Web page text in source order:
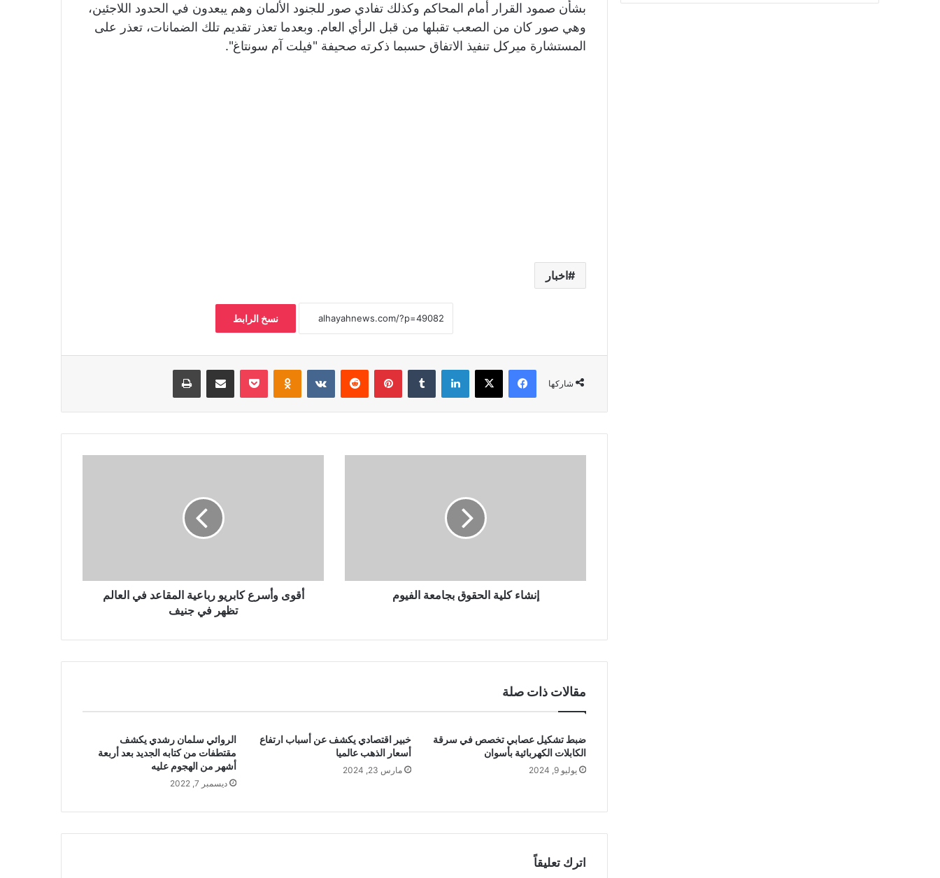
بشأن صمود القرار أمام المحاكم وكذلك تفادي صور للجنود الألمان وهم يبعدون في الحدود اللاجئين،
وهي صور كان من الصعب تقبلها من قبل الرأي العام. وبعدما تعذر تقديم تلك الضمانات، تعذر على
المستشارة ميركل تنفيذ الاتفاق حسبما ذكرته صحيفة "فيلت آم سونتاغ".
اخبار
نسخ الرابط
شاركها
فيسبوك لينكدإن بينتيريست بوكيت
إنشاء كلية الحقوق بجامعة الفيوم
أقوى وأسرع كابريو رباعية المقاعد في العالم
تظهر في جنيف
مقالات ذات صلة
ضبط تشكيل عصابي تخصص في سرقة
الكابلات الكهربائية بأسوان
يوليو 9, 2024
خبير اقتصادي يكشف عن أسباب ارتفاع
أسعار الذهب عالميا
مارس 23, 2024
الروائي سلمان رشدي يكشف
مقتطفات من كتابه الجديد بعد أربعة
أشهر من الهجوم عليه
ديسمبر 7, 2022
اترك تعليقاً